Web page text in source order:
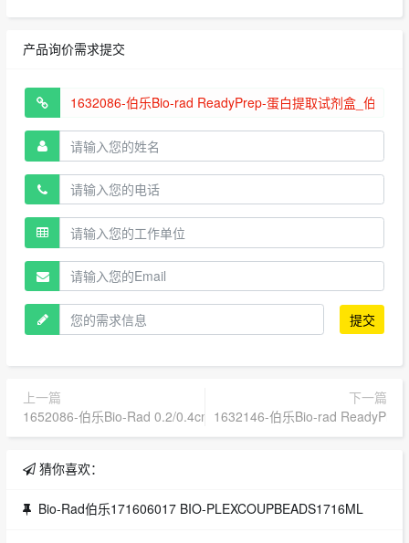
产品询价需求提交
提交
上一篇
1652086-伯乐Bio-Rad 0.2/0.4cm/0.1cm电击杯_伯乐Bio-rad
下一篇
1632146-伯乐Bio-rad
猜你喜欢：
Bio-Rad伯乐171606017 BIO-PLEXCOUPBEADS1716ML